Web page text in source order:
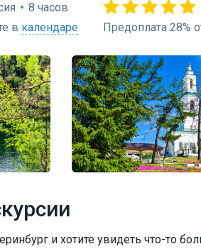
• 8 часов
в календаре
Предоплата 28%
и хотите увидеть что-то